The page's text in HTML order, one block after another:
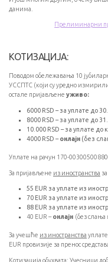
данима.
Прелиминарни
КОТИЗАЦИЈА:
Поводом обележавања 10
УССПТС (који су уредно
остале пријављене уживо:
6000 RSD – за уплате до 30.
8000 RSD – за уплате до 31.
10.000 RSD – за уплате
4000 RSD –онлајн (без
Уплате на рачун 170-
За пријављене из иностранства
55 EUR за уплате из
70 EUR за уплате из
88 EUR за уплате из
40 EUR –онлајн (без слања
За учешће из иностранства
ЕUR провизијe за пренос
Котизација обухвата: Учесници